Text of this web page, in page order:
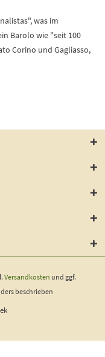
was im
Barolo wie "seit 100
Corino und Gagliasso,
Versandkosten und ggf.
beschrieben